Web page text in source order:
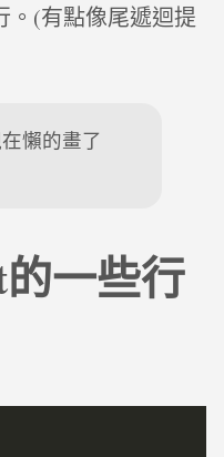
。(有點像尾遞迴提
懶的畫了
一些行